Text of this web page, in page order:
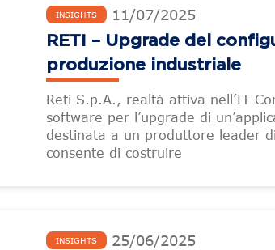
INSIGHTS 11/07/2025
RETI – Upgrade del
produzione industriale
Reti S.p.A., realtà attiva nell’IT
software per l’upgrade di
destinata a un produttore leader
consente di costruire
INSIGHTS 25/06/2025